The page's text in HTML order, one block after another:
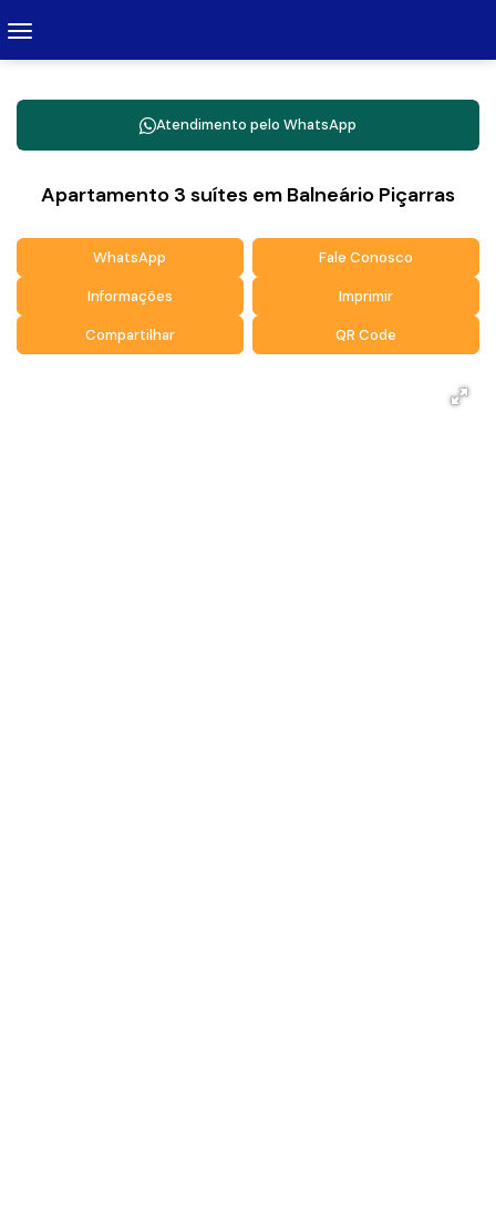
Atendimento pelo WhatsApp
Apartamento 3 suítes em Balneário Piçarras
WhatsApp Fale Conosco
Informações Imprimir
Compartilhar QR Code